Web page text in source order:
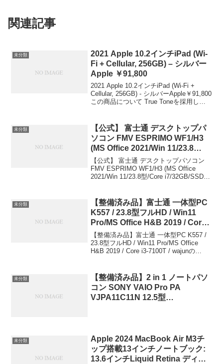
関連記事
未分類
2021 Apple 10.2インチiPad (Wi-
Fi + Cellular, 256GB) – シルバー
Apple ￥91,800
2021 Apple 10.2インチiPad (Wi-Fi +
Cellular, 256GB) - シルバーApple￥91,800
この商品について True Toneを採用した
未分類
【公式】 富士通 デスクトップパ
ソコン FMV ESPRIMO WF1/H3
(MS Office 2021/Win 11/23.8
型/Core i7/32GB/SSD 1TB +
HDD 2TB/BDXL対応 Blu-ray
Discドライブ) FHシリーズ
￥262,980
【公式】 富士通 デスクトップパソコン
FMV ESPRIMO WF1/H3 (MS Office
2021/Win 11/23.8型/Core i7/32GB/SSD
未分類
【整備済み品】富士通 一体型PC
K557 / 23.8型フルHD / Win11
Pro/MS Office H&B 2019 / Core
i3-7100T / wajunの
WIFI/Bluetooth/DVD-RW / 8GB /
512GB SSD wajun ￥23,800
【整備済み品】富士通 一体型PC K557 /
23.8型フルHD / Win11 Pro/MS Office
H&B 2019 / Core i3-7100T / wajunの
未分類
【整備済み品】2 in 1 ノートパソ
コン SONY VAIO Pro PA
VJPA11C11N 12.5型
未分類
Apple 2024 MacBook Air M3チ
ップ搭載13インチノートブック:
13.6インチLiquid Retina ディス